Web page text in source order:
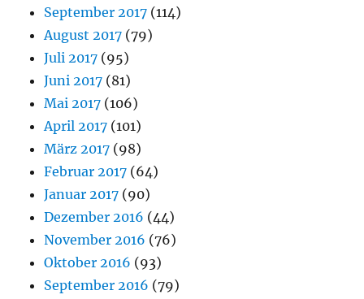
September 2017 (114)
August 2017 (79)
Juli 2017 (95)
Juni 2017 (81)
Mai 2017 (106)
April 2017 (101)
März 2017 (98)
Februar 2017 (64)
Januar 2017 (90)
Dezember 2016 (44)
November 2016 (76)
Oktober 2016 (93)
September 2016 (79)